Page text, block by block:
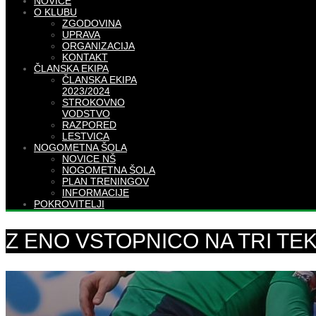
O KLUBU
ZGODOVINA
UPRAVA
ORGANIZACIJA
KONTAKT
ČLANSKA EKIPA
ČLANSKA EKIPA
2023/2024
STROKOVNO
VODSTVO
RAZPORED
LESTVICA
NOGOMETNA ŠOLA
NOVICE NŠ
NOGOMETNA ŠOLA
PLAN TRENINGOV
INFORMACIJE
POKROVITELJI
Z ENO VSTOPNICO NA TRI